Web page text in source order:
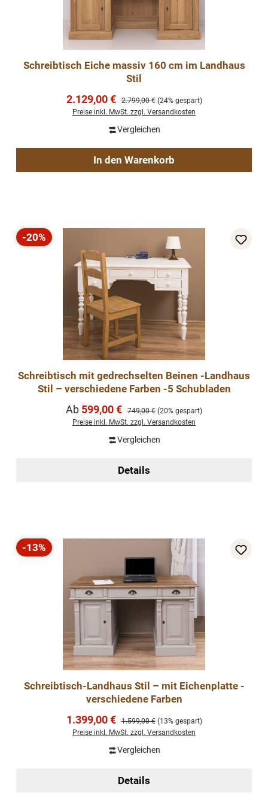
Schreibtisch Eiche massiv 160 cm im Landhaus
Stil
Verkaufspreis:
2.129,00 € Regulärer Preis:
2.799,00 € (24% gespart)
Preise inkl. MwSt. zzgl. Versandkosten
Vergleichen
In den Warenkorb
Rabatt
-20%
Schreibtisch mit gedrechselten Beinen -Landhaus
Stil – verschiedene Farben -5 Schubladen
Verkaufspreis:
Ab 599,00 € Regulärer Preis:
749,00 € (20% gespart)
Preise inkl. MwSt. zzgl. Versandkosten
Vergleichen
Details
Rabatt
-13%
Schreibtisch-Landhaus Stil – mit Eichenplatte -
verschiedene Farben
Verkaufspreis:
1.399,00 € Regulärer Preis:
1.599,00 € (13% gespart)
Preise inkl. MwSt. zzgl. Versandkosten
Vergleichen
Details